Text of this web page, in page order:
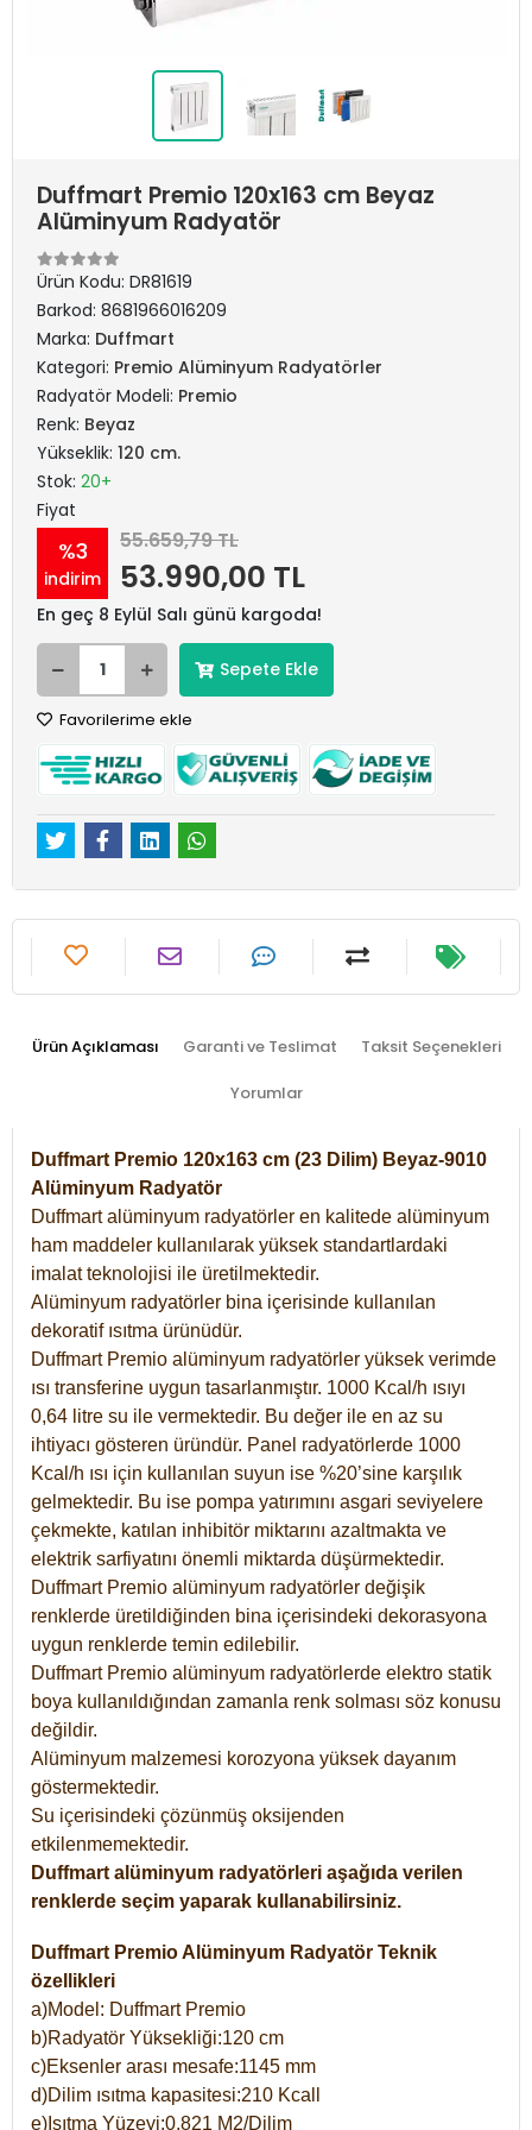
Duffmart Premio 120x163 cm Beyaz
Alüminyum Radyatör
Ürün Kodu: DR81619
Barkod: 8681966016209
Marka: Duffmart
Kategori: Premio Alüminyum Radyatörler
Radyatör Modeli: Premio
Renk: Beyaz
Yükseklik: 120 cm.
Stok: 20+
Fiyat
%3
indirim
55.659,79 TL
53.990,00 TL
En geç 8 Eylül Salı günü kargoda!
Sepete Ekle
Favorilerime ekle
Ürün Açıklaması Garanti ve Teslimat Taksit Seçenekleri
Yorumlar
Duffmart Premio 120x163 cm (23 Dilim) Beyaz-9010
Alüminyum Radyatör
Duffmart alüminyum radyatörler en kalitede alüminyum
ham maddeler kullanılarak yüksek standartlardaki
imalat teknolojisi ile üretilmektedir.
Alüminyum radyatörler bina içerisinde kullanılan
dekoratif ısıtma ürünüdür.
Duffmart Premio alüminyum radyatörler yüksek verimde
ısı transferine uygun tasarlanmıştır. 1000 Kcal/h ısıyı
0,64 litre su ile vermektedir. Bu değer ile en az su
ihtiyacı gösteren üründür. Panel radyatörlerde 1000
Kcal/h ısı için kullanılan suyun ise %20’sine karşılık
gelmektedir. Bu ise pompa yatırımını asgari seviyelere
çekmekte, katılan inhibitör miktarını azaltmakta ve
elektrik sarfiyatını önemli miktarda düşürmektedir.
Duffmart Premio alüminyum radyatörler değişik
renklerde üretildiğinden bina içerisindeki dekorasyona
uygun renklerde temin edilebilir.
Duffmart Premio alüminyum radyatörlerde elektro statik
boya kullanıldığından zamanla renk solması söz konusu
değildir.
Alüminyum malzemesi korozyona yüksek dayanım
göstermektedir.
Su içerisindeki çözünmüş oksijenden
etkilenmemektedir.
Duffmart alüminyum radyatörleri aşağıda verilen
renklerde seçim yaparak kullanabilirsiniz.
Duffmart Premio Alüminyum Radyatör Teknik
özellikleri
a)Model: Duffmart Premio
b)Radyatör Yüksekliği:120 cm
c)Eksenler arası mesafe:1145 mm
d)Dilim ısıtma kapasitesi:210 Kcall
e)Isıtma Yüzeyi:0,821 M2/Dilim